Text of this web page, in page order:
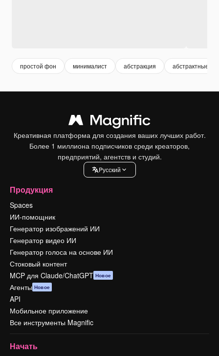
простой фон минималист абстракция абстрактные
Креативная платформа для создания ваших лучших работ.
Более 1 миллиона подписчиков среди креаторов,
предприятий, агентств и студий.
Pусский
Продукция
Spaces
ИИ-помощник
Генератор изображений ИИ
Генератор видео ИИ
Генератор голоса на основе ИИ
Стоковый контент
MCP для Claude/ChatGPT Новое
Агенты Новое
API
Мобильное приложение
Все инструменты Magnific
Начать